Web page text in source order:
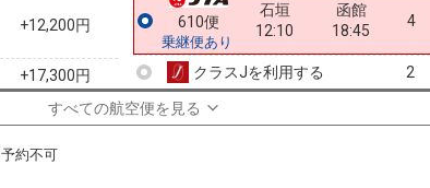
+12,200円
+17,300円
+12,200円
610便
乗継便あり
石垣
12:10
函館
18:45
4
クラスJを利用する 2
すべての航空便を見る
約不可